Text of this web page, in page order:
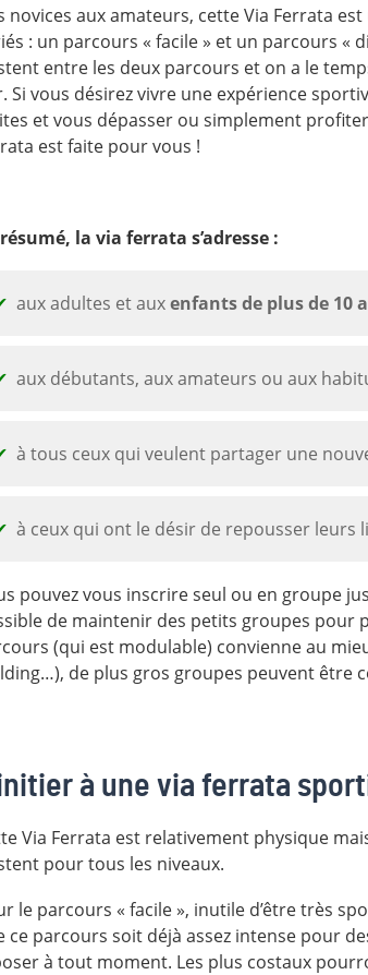
novices aux amateurs, cette Via Ferrata
: un parcours « facile » et un parcours «
entre les deux parcours et on a le
Si vous désirez vivre une expérience
et vous dépasser ou simplement
est faite pour vous !
la via ferrata s’adresse :
aux adultes et auxenfants de plus de 10
aux débutants, aux amateurs ou aux
à tous ceux qui veulent partager une
à ceux qui ont le désir de repousser
pouvez vous inscrire seul ou en groupe
de maintenir des petits groupes pour
(qui est modulable) convienne au
de plus gros groupes peuvent être
à une via ferrata
Via Ferrata est relativement physique
pour tous les niveaux.
le parcours « facile », inutile d’être très
ce parcours soit déjà assez intense pour
à tout moment. Les plus costaux